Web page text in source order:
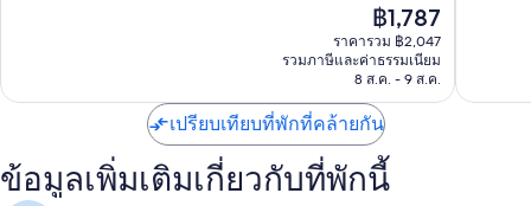
ราคา
ปัจจุบัน
คือ
฿1,787
฿1,787
ราคารวม ฿2,047
รวมภาษีและค่าธรรมเนียม
8 ส.ค. - 9 ส.ค.
เปรียบเทียบที่พักที่คล้ายกัน
ข้อมูลเพิ่มเติมเกี่ยวกับที่พักนี้